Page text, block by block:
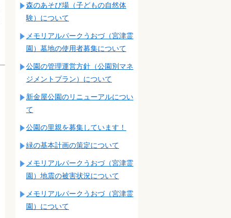
森のあそび場（子どもの自然体
験）について
メモリアルパークうおづ（宮津霊
園）墓地の使用者募集について
公園の管理運営方針（公園別マネ
ジメントプラン）について
新金屋公園のリニューアルについ
て
公園の里親を募集しています！
緑の基本計画の策定について
メモリアルパークうおづ（宮津霊
園）地震の被害状況について
メモリアルパークうおづ（宮津霊
園）について